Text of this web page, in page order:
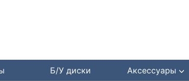
Б/У диски Аксессуары